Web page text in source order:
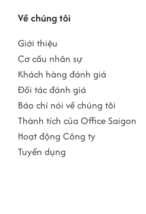
Về chúng tôi
Giới thiệu
Cơ cấu nhân sự
Khách hàng đánh giá
Đối tác đánh giá
Báo chí nói về chúng tôi
Thành tích của Office Saigon
Hoạt động Công ty
Tuyển dụng